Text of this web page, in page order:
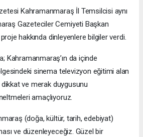
Kahramanmaraş İl Temsilcisi aynı
Gazeteciler Cemiyeti Başkan
proje hakkında dinleyenlere bilgiler verdi.
Kahramanmaraş’ın da içinde
sinema televizyon eğitimi alan
dikkat ve merak duygusunu
amaçlıyoruz.
(doğa, kültür, tarih, edebiyat)
ve düzenleyeceğiz. Güzel bir